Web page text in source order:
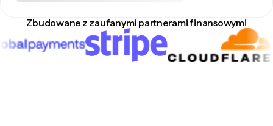
Zbudowane z zaufanymi partnerami finansowymi